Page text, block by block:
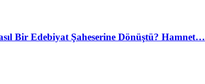
Bir Edebiyat Şaheserine Dönüştü? Hamnet…